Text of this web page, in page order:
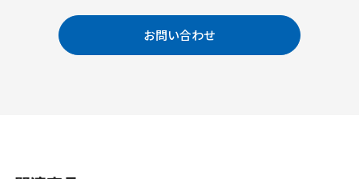
お問い合わせ